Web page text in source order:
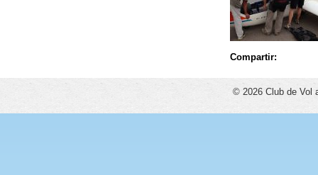
Compartir:
© 2026 Club de Vol